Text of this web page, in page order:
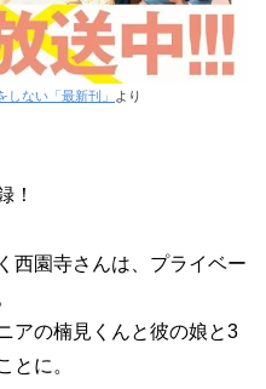
しない「最新刊」 より
！
西園寺さんは、プライベー
アの楠見くんと彼の娘と3
とに。